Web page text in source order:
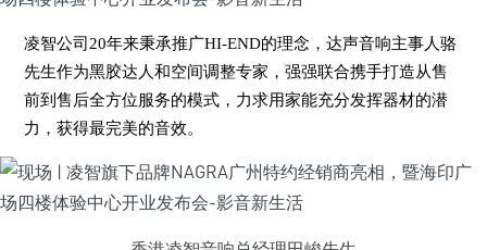
凌智公司20年来秉承推广HI-END的理念，达声音响主事人骆
先生作为黑胶达人和空间调整专家，强强联合携手打造从售
前到售后全方位服务的模式，力求用家能充分发挥器材的潜
力，获得最完美的音效。